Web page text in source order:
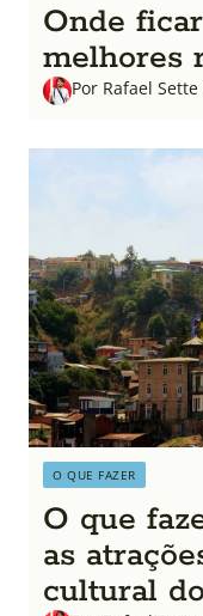
Onde
melhores
Por Rafael
O QUE FAZER
O que
as
cultural